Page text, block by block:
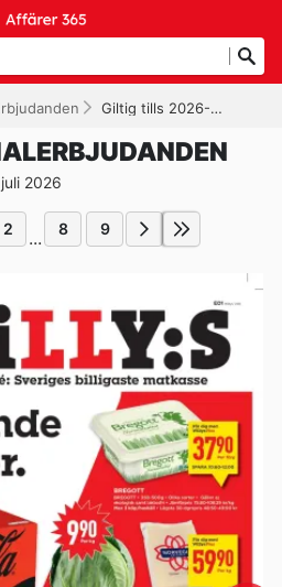
Giltig tills 2026-07-12
2026
2 ... 8 9